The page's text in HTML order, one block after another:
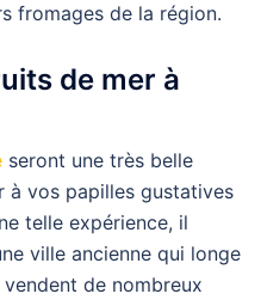
fromages de la région.
de mer à
seront une très belle
à vos papilles gustatives
telle expérience, il
ville ancienne qui longe
de nombreux